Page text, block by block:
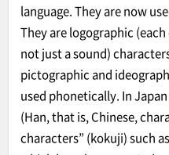
language. They are now
They are logographic
not just a sound)
pictographic and
used phonetically. In
(Han, that is, Chinese,
characters” (kokuji) such